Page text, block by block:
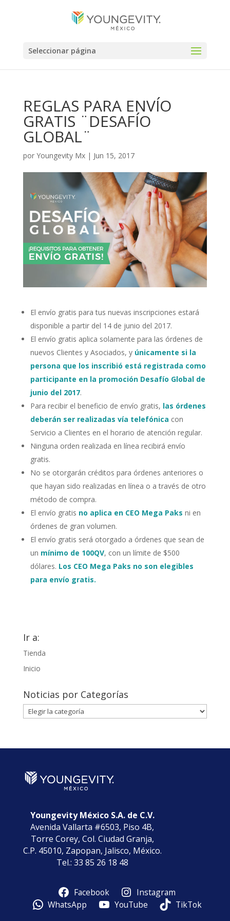
Seleccionar página
REGLAS PARA ENVÍO
GRATIS ¨DESAFÍO
GLOBAL¨
por Youngevity Mx| Jun 15, 2017
El envío gratis para tus nuevas inscripciones estará
disponible a partir del 14 de junio del 2017.
El envío gratis aplica solamente para las órdenes de
nuevos Clientes y Asociados, y únicamente si la
persona que los inscribió está registrada como
participante en la promoción Desafío Global de
junio del 2017.
Para recibir el beneficio de envío gratis, las órdenes
deberán ser realizadas vía telefónica con
Servicio a Clientes en el horario de atención regular.
Ninguna orden realizada en línea recibirá envío
gratis.
No se otorgarán créditos para órdenes anteriores o
que hayan sido realizadas en línea o a través de otro
método de compra.
El envío gratis no aplica en CEO Mega Paks ni en
órdenes de gran volumen.
El envío gratis será otorgado a órdenes que sean de
un mínimo de 100QV, con un límite de $500
dólares. Los CEO Mega Paks no son elegibles
para envío gratis.
Ir a:
Tienda
Inicio
Noticias por Categorías
Noticias
por
Youngevity México S.A. de C.V.
Avenida Vallarta #6503, Piso 4B,
Torre Corey, Col. Ciudad Granja,
C.P. 45010, Zapopan, Jalisco, México.
Tel.: 33 85 26 18 48
Facebook
Instagram
WhatsApp
YouTube TikTok